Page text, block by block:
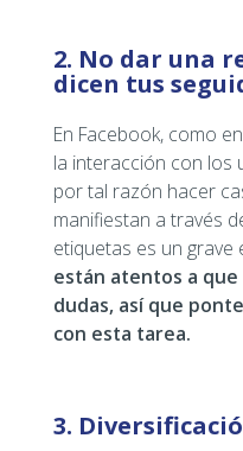
2. No dar una
dicen tus
En Facebook, como
la interacción con los
por tal razón hacer
manifiestan a través
etiquetas es un grave
están atentos a
dudas, así que
con esta tarea.
3.